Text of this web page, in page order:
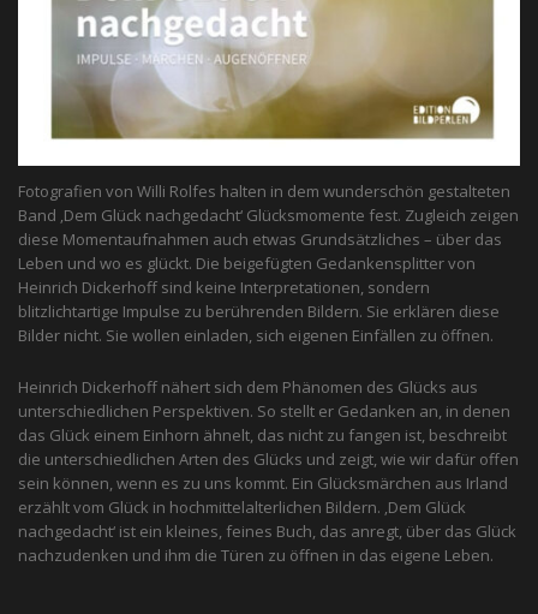
Fotografien von Willi Rolfes halten in dem wunderschön gestalteten
Band ‚Dem Glück nachgedacht‘ Glücksmomente fest. Zugleich zeigen
diese Momentaufnahmen auch etwas Grundsätzliches – über das
Leben und wo es glückt. Die beigefügten Gedankensplitter von
Heinrich Dickerhoff sind keine Interpretationen, sondern
blitzlichtartige Impulse zu berührenden Bildern. Sie erklären diese
Bilder nicht. Sie wollen einladen, sich eigenen Einfällen zu öffnen.
Heinrich Dickerhoff nähert sich dem Phänomen des Glücks aus
unterschiedlichen Perspektiven. So stellt er Gedanken an, in denen
das Glück einem Einhorn ähnelt, das nicht zu fangen ist, beschreibt
die unterschiedlichen Arten des Glücks und zeigt, wie wir dafür offen
sein können, wenn es zu uns kommt. Ein Glücksmärchen aus Irland
erzählt vom Glück in hochmittelalterlichen Bildern. ‚Dem Glück
nachgedacht‘ ist ein kleines, feines Buch, das anregt, über das Glück
nachzudenken und ihm die Türen zu öffnen in das eigene Leben.